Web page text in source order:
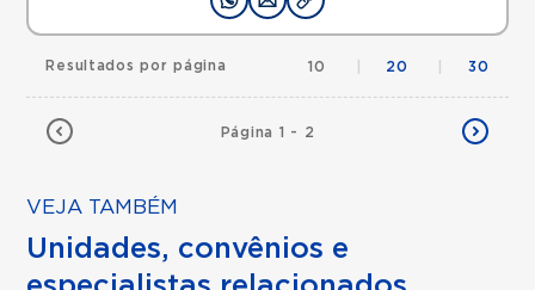
Página 1 - 2
Resultados por página 10 20 30
VEJA TAMBÉM
Unidades, convênios e